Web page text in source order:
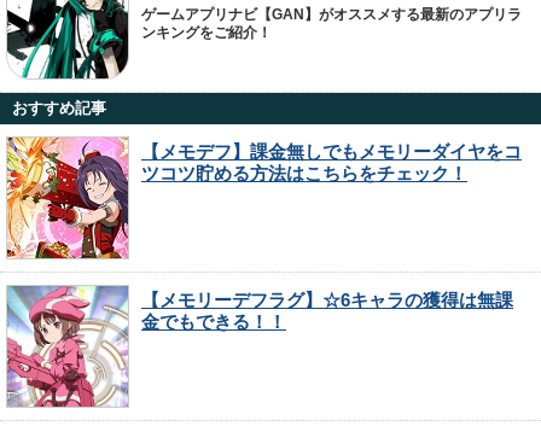
ゲームアプリナビ【GAN】がオススメする最新のアプリラ
ンキングをご紹介！
おすすめ記事
【メモデフ】課金無しでもメモリーダイヤをコ
ツコツ貯める方法はこちらをチェック！
【メモリーデフラグ】☆6キャラの獲得は無課
金でもできる！！